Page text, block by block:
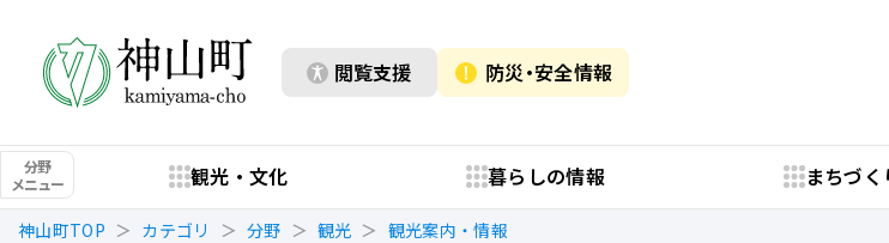
閲覧支援 防災・安全情報
分野
メニュー
観光・文化 暮らしの情報 まちづく
神山町TOP カテゴリ 分野 観光 観光案内・情報